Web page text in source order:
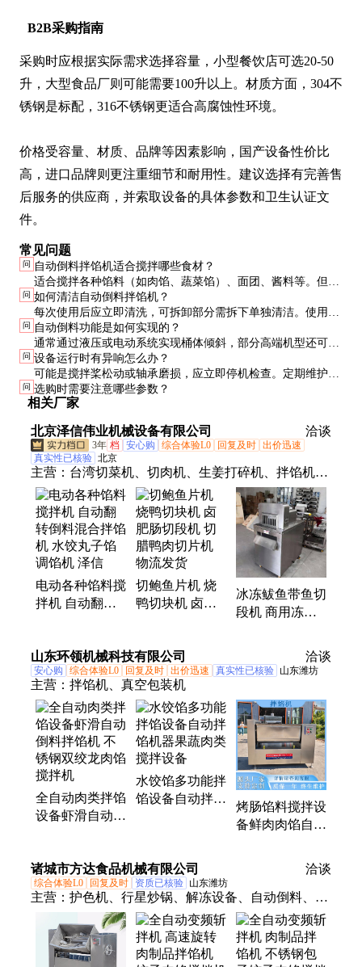
B2B采购指南
采购时应根据实际需求选择容量，小型餐饮店可选20-50
升，大型食品厂则可能需要100升以上。材质方面，304不
锈钢是标配，316不锈钢更适合高腐蚀性环境。
价格受容量、材质、品牌等因素影响，国产设备性价比
高，进口品牌则更注重细节和耐用性。建议选择有完善售
后服务的供应商，并索取设备的具体参数和卫生认证文
件。
常见问题
问
自动倒料拌馅机适合搅拌哪些食材？
适合搅拌各种馅料（如肉馅、蔬菜馅）、面团、酱料等。但对
于过于坚硬或粘性过大的食材，需谨慎使用，以免损坏设备。
问 如何清洁自动倒料拌馅机？
每次使用后应立即清洗，可拆卸部分需拆下单独清洁。使用食
品级清洁剂，避免使用钢丝球等硬物刮擦不锈钢表面。
问
自动倒料功能是如何实现的？
通常通过液压或电动系统实现桶体倾斜，部分高端机型还可预
设倒料角度和速度，操作更加灵活。
问 设备运行时有异响怎么办？
可能是搅拌桨松动或轴承磨损，应立即停机检查。定期维护和
润滑可减少此类问题。
问 选购时需要注意哪些参数？
相关厂家
北京泽信伟业机械设备有限公司 洽谈
3年 档 安心购 综合体验L0 回复及时 出价迅速
真实性已核验 北京
主营： 台湾切菜机、切肉机、生姜打碎机、拌馅机、
土豆清洗去皮机、馅料搅拌机、熟肉切片机、芹菜摘
叶机、胡萝卜削皮机、白菜切根机、大蒜打泥机、全
自动切骨机、蔬菜脱水机、西红柿切瓣机、洋葱切丁
机、大肠切段机、多功能切菜机、果脯切丁机、元宵
馅切块机、药材切片机、切姜丝机、竹笋切丝机、芥
菜切丝机、鲜鸡切块机、切肉丁机、豆角切丝机
电动各种馅料搅
拌机 自动翻转
机 泽信
切鲍鱼片机 烧
鸭切块机 卤肥
流发货
冰冻鲅鱼带鱼切
段机 商用冻肉
破碎机 鳝鱼冻
盘切碎机
山东环领机械科技有限公司 洽谈
安心购 综合体验L0 回复及时 出价迅速 真实性已核验 山东潍坊
主营： 拌馅机、真空包装机
全自动肉类拌馅
设备虾滑自动倒
拌机
水饺馅多功能拌
馅设备自动拌馅
烤肠馅料搅拌设
备鲜肉肉馅自动
馅搅拌混合机
诸城市方达食品机械有限公司 洽谈
综合体验L0 回复及时 资质已核验 山东潍坊
主营： 护色机、行星炒锅、解冻设备、自动倒料、搅
拌炒机、清洗设备、油炸设备、速冻玉米、毛豆清洗
机、大枣清洗机、清洗去皮机、玉米蒸煮机、玉米生
产线、榨菜灭菌机、双重清洗机、竹笋灭菌机、气泡